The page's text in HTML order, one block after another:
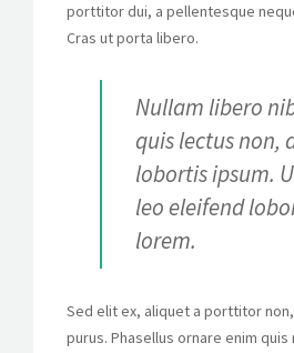
porttitor dui, a pellentesque
Cras ut porta libero.
Nullam libero
quis lectus non,
lobortis ipsum.
leo eleifend
lorem.
Sed elit ex, aliquet a porttitor
purus. Phasellus ornare enim